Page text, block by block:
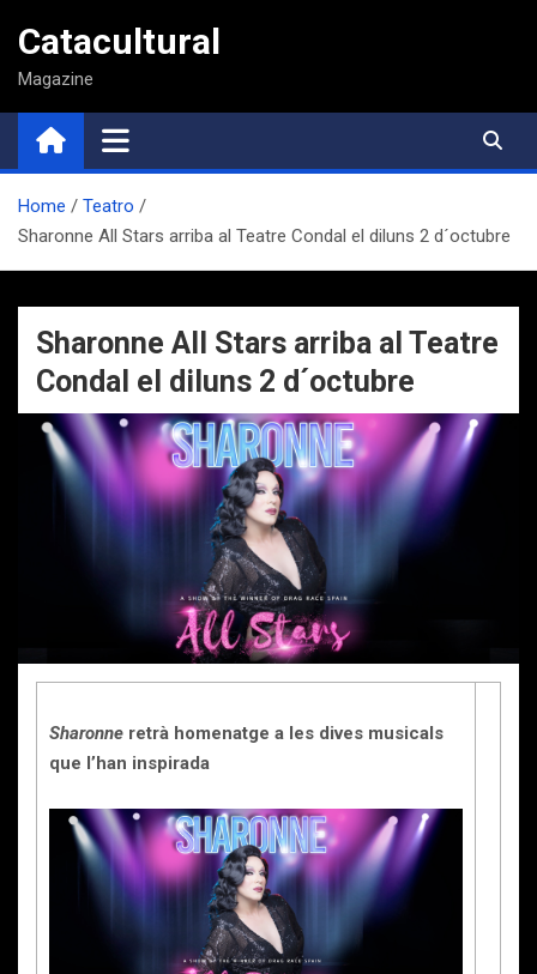
contenido
Catacultural
Magazine
Home
Teatro
Sharonne All Stars arriba al Teatre Condal el diluns 2 d´octubre
Sharonne All Stars arriba al Teatre
Condal el diluns 2 d´octubre
Sharonne retrà homenatge a les dives musicals
que l’han inspirada